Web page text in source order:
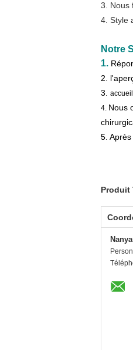
3. Nous
4. Style
Notre
1.
2.
3.
4. Nous
5. Après
Produit